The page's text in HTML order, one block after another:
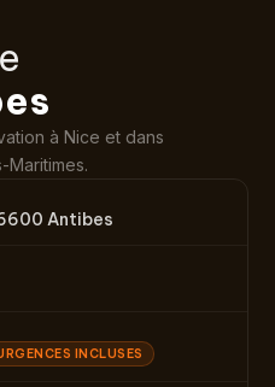
à Nice et dans
Antibes
INCLUSES